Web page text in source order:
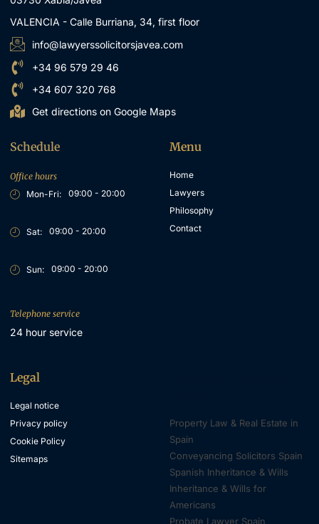
VALENCIA - Calle Burriana, 34, first floor
info@lawyerssolicitorsjavea.com
+34 96 579 29 46
+34 607 320 768
Get directions on Google Maps
Schedule
Office hours
Mon-Fri:
09:00 - 20:00
Sat: 09:00 - 20:00
Sun: 09:00 - 20:00
Telephone service
24 hour service
Menu
Home
Lawyers
Philosophy
Contact
Legal
Legal notice
Privacy policy
Cookie Policy
Sitemaps
Property Law & Real Estate in
Spain
Conveyancing Solicitors Spain
Spanish Inheritance & Wills
Inheritance & Wills for
Americans
Probate Lawyer Spain